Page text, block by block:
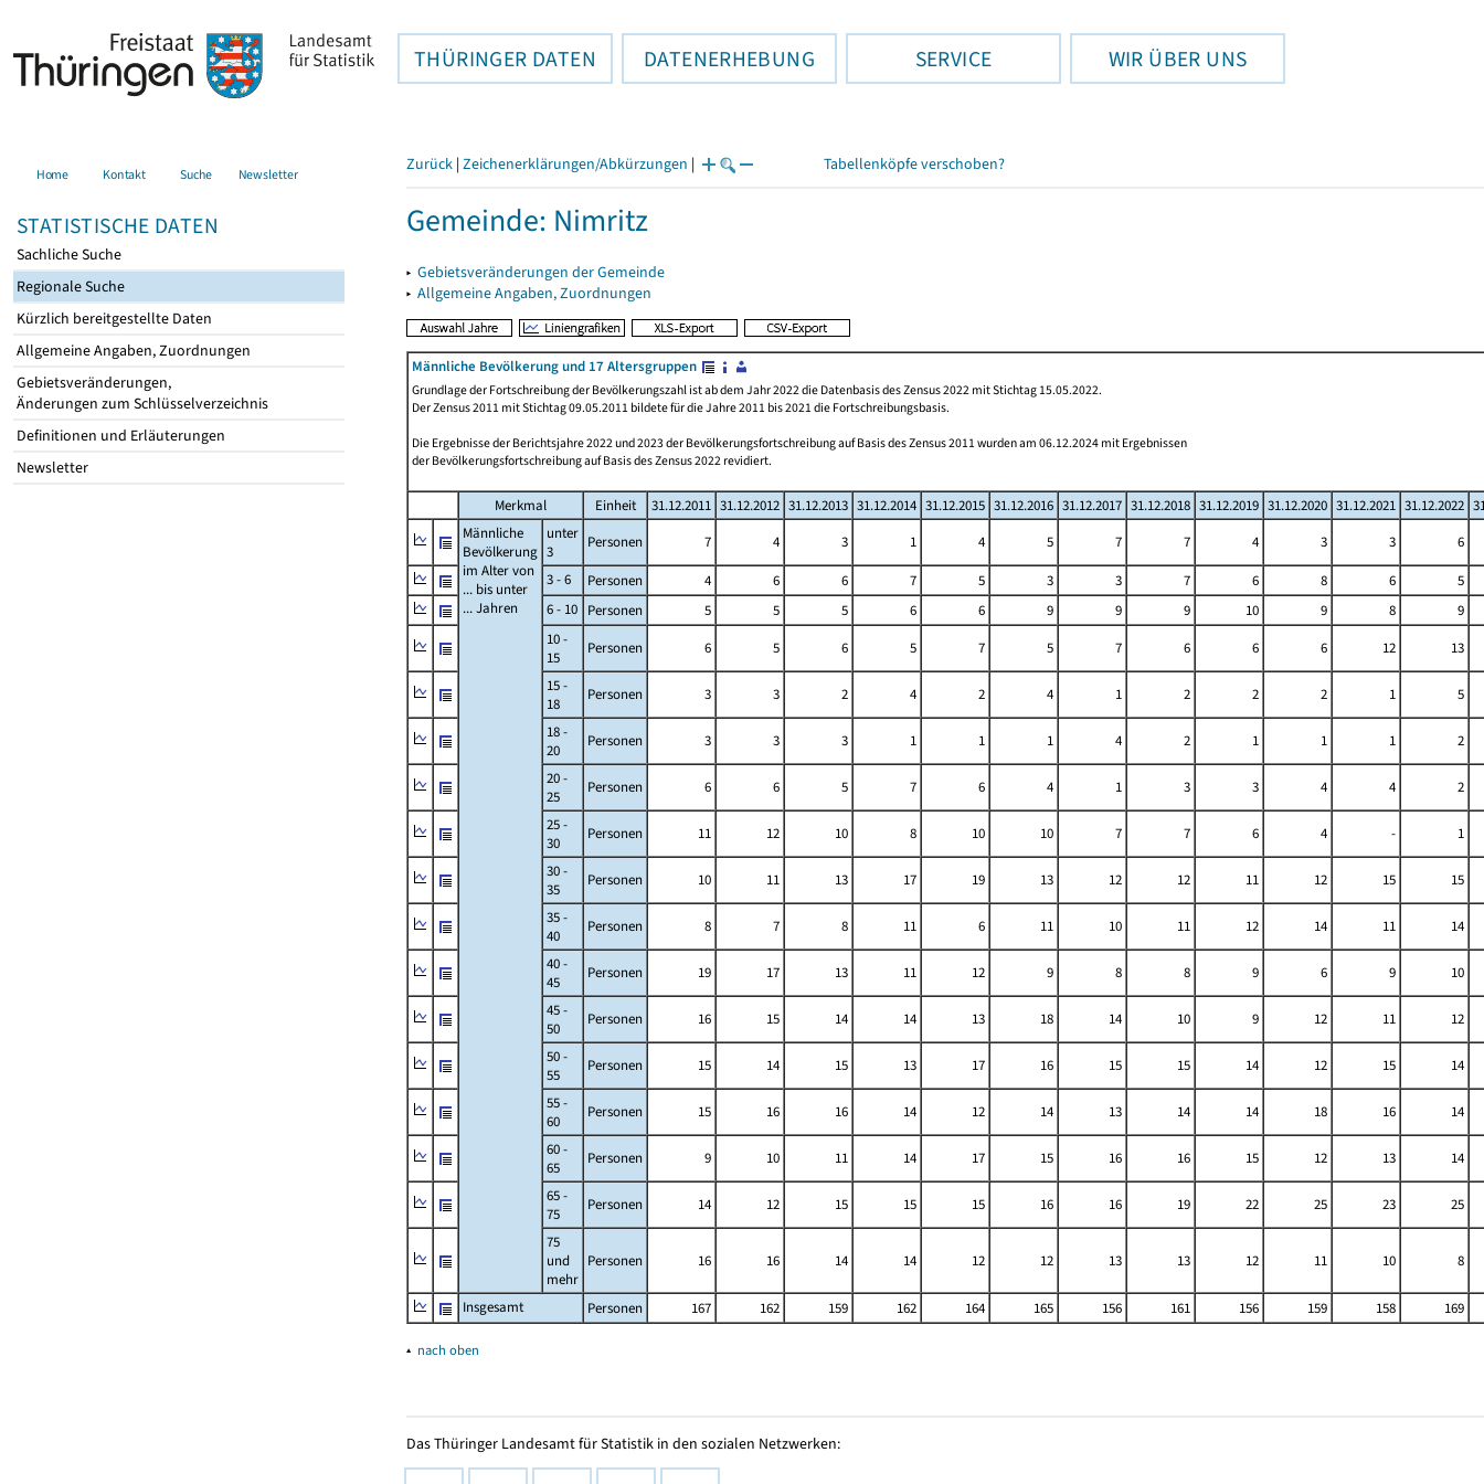
THÜRINGER DATEN DATENERHEBUNG SERVICE WIR ÜBER UNS
Home Kontakt Suche Newsletter
STATISTISCHE DATEN
Sachliche Suche
Regionale Suche
Kürzlich bereitgestellte Daten
Allgemeine Angaben, Zuordnungen
Gebietsveränderungen,
Änderungen zum Schlüsselverzeichnis
Definitionen und Erläuterungen
Newsletter
Zurück | Zeichenerklärungen/Abkürzungen | Tabellenköpfe verschoben?
Gemeinde: Nimritz
▸ Gebietsveränderungen der Gemeinde
▸ Allgemeine Angaben, Zuordnungen
Männliche Bevölkerung und 17 Altersgruppen
Grundlage der Fortschreibung der Bevölkerungszahl ist ab dem Jahr 2022 die Datenbasis des Zensus 2022 mit Stichtag 15.05.2022.
Der Zensus 2011 mit Stichtag 09.05.2011 bildete für die Jahre 2011 bis 2021 die Fortschreibungsbasis.
Die Ergebnisse der Berichtsjahre 2022 und 2023 der Bevölkerungsfortschreibung auf Basis des Zensus 2011 wurden am 06.12.2024 mit Ergebnissen
der Bevölkerungsfortschreibung auf Basis des Zensus 2022 revidiert.
Merkmal Einheit 31.12.2011 31.12.2012 31.12.2013 31.12.2014 31.12.2015 31.12.2016 31.12.2017 31.12.2018 31.12.2019 31.12.2020 31.12.2021 31.12.2022
Männliche
Bevölkerung
im Alter von
... bis unter
... Jahren
unter
3
Personen 7 4 3 1 4 5 7 7 4 3 3
6
3 - 6
Personen 4 6 6 7 5 3 3 7 6 8 6
5
6 - 10 Personen 5 5 5 6 6 9 9 9 10 9 8
9
10 -
15
Personen 6 5 6 5 7 5 7 6 6 6 12
13
15 -
18
Personen 3 3 2 4 2 4 1 2 2 2 1
5
18 -
20
Personen 3 3 3 1 1 1 4 2 1 1 1
2
20 -
25
Personen 6 6 5 7 6 4 1 3 3 4 4
2
25 -
30
Personen 11 12 10 8 10 10 7 7 6 4 -
1
30 -
35
Personen 10 11 13 17 19 13 12 12 11 12 15
15
35 -
40
Personen 8 7 8 11 6 11 10 11 12 14 11
14
40 -
45
Personen 19 17 13 11 12 9 8 8 9 6 9
10
45 -
50
Personen 16 15 14 14 13 18 14 10 9 12 11
12
50 -
55
Personen 15 14 15 13 17 16 15 15 14 12 15
14
55 -
60
Personen 15 16 16 14 12 14 13 14 14 18 16
14
60 -
65
Personen 9 10 11 14 17 15 16 16 15 12 13
14
65 -
75
Personen 14 12 15 15 15 16 16 19 22 25 23
25
75
und
mehr
Personen 16 16 14 14 12 12 13 13 12 11 10 8
Insgesamt Personen 167 162 159 162 164 165 156 161 156 159 158 169
▴ nach oben
Das Thüringer Landesamt für Statistik in den sozialen Netzwerken: